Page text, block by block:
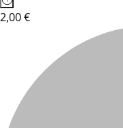
2,00 €